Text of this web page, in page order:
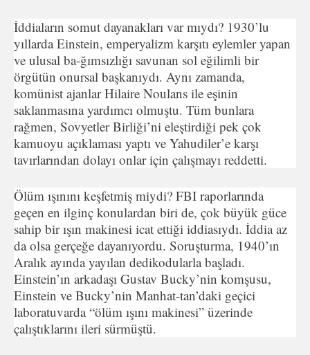
İddiaların somut dayanakları var mıydı? 1930’lu
yıllarda Einstein, emperyalizm karşıtı eylemler yapan
ve ulusal ba-ğımsızlığı savunan sol eğilimli bir
örgütün onursal başkanıydı. Aynı zamanda,
komünist ajanlar Hilaire Noulans ile eşinin
saklanmasına yardımcı olmuştu. Tüm bunlara
rağmen, Sovyetler Birliği’ni eleştirdiği pek çok
kamuoyu açıklaması yaptı ve Yahudiler’e karşı
tavırlarından dolayı onlar için çalışmayı reddetti.
Ölüm ışınını keşfetmiş miydi? FBI raporlarında
geçen en ilginç konulardan biri de, çok büyük güce
sahip bir ışın makinesi icat ettiği iddiasıydı. İddia az
da olsa gerçeğe dayanıyordu. Soruşturma, 1940’ın
Aralık ayında yayılan dedikodularla başladı.
Einstein’ın arkadaşı Gustav Bucky’nin komşusu,
Einstein ve Bucky’nin Manhat-tan’daki geçici
laboratuvarda “ölüm ışını makinesi” üzerinde
çalıştıklarını ileri sürmüştü.